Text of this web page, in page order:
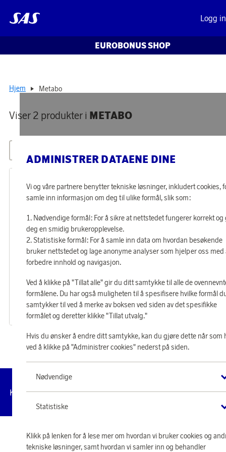
Logg in
EUROBONUS SHOP
Hjem Metabo
Viser 2 produkter i METABO
Metabo
Opptjen 2 451 poeng
Sabelsag SSE 1100
79 060 poeng
2 451 kr
Metabo
Opptjen 816 poeng
Stikksag STEB 65 QUICK
26 320 poeng
eller 816 kr
ADMINISTRER DATAENE DINE
Vi og våre partnere benytter tekniske løsninger, inkludert cookies,
samle inn informasjon om deg til ulike formål, slik som:
Nødvendige formål: For å sikre at nettstedet fungerer korrekt og
deg en smidig brukeropplevelse.
Statistiske formål: For å samle inn data om hvordan besøkende
bruker nettstedet og lage anonyme analyser som hjelper oss med
forbedre innhold og navigasjon.
Ved å klikke på "Tillat alle" gir du ditt samtykke til alle de
formålene. Du har også muligheten til å spesifisere hvilke formål
samtykker til ved å merke av boksen ved siden av det spesifikke
formålet og deretter klikke "Tillat utvalg."
Hvis du ønsker å endre ditt samtykke, kan du gjøre dette når som
ved å klikke på "Administrer cookies" nederst på siden.
Nødvendige
Statistiske
Klikk på lenken for å lese mer om hvordan vi bruker cookies og
tekniske løsninger, samt hvordan vi samler inn og behandler
Kundeservice Vilkår Personvernpolicy
Administrer
© 2026 Scandinavian Airlines System-Denmark-Norway-Sweden, org.nr
902001-7720, 195 87 Stockholm